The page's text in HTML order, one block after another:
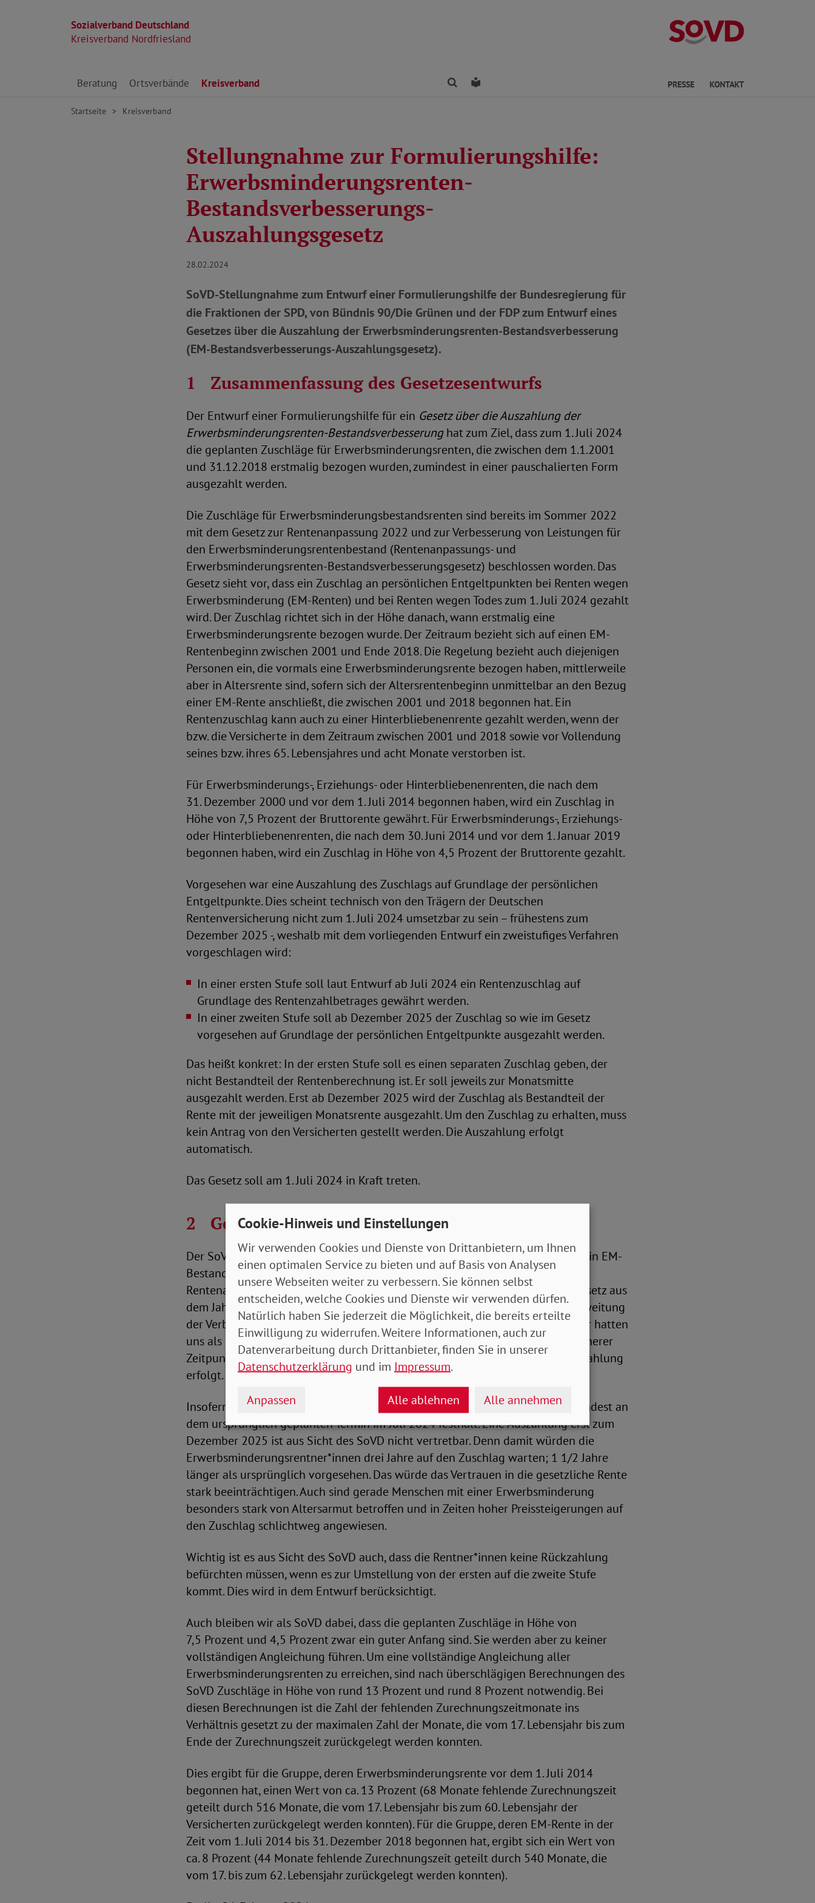
Sozialverband Deutschland
Kreisverband Nordfriesland
Kreisverband
Direkt zu den Inhalten springen
Beratung Ortsverbände Kreisverband FindenLeichte Sprache PRESSE KONTAKT
Startseite Kreisverband
Stellungnahme zur Formulierungshilfe:
Erwerbsminderungsrenten-
Bestandsverbesserungs-
Auszahlungsgesetz
28.02.2024
SoVD-Stellungnahme zum Entwurf einer Formulierungshilfe der Bundesregierung für
die Fraktionen der SPD, von Bündnis 90/Die Grünen und der FDP zum Entwurf eines
Gesetzes über die Auszahlung der Erwerbsminderungsrenten-Bestandsverbesserung
(EM-Bestandsverbesserungs-Auszahlungsgesetz).
1 Zusammenfassung des Gesetzesentwurfs
Der Entwurf einer Formulierungshilfe für ein Gesetz über die Auszahlung der
Erwerbsminderungsrenten-Bestandsverbesserunghat zum Ziel, dass zum 1. Juli 2024
die geplanten Zuschläge für Erwerbsminderungsrenten, die zwischen dem 1.1.2001
und 31.12.2018 erstmalig bezogen wurden, zumindest in einer pauschalierten Form
ausgezahlt werden.
Die Zuschläge für Erwerbsminderungsbestandsrenten sind bereits im Sommer 2022
mit dem Gesetz zur Rentenanpassung 2022 und zur Verbesserung von Leistungen für
den Erwerbsminderungsrentenbestand (Rentenanpassungs- und
Erwerbsminderungsrenten-Bestandsverbesserungsgesetz) beschlossen worden. Das
Gesetz sieht vor, dass ein Zuschlag an persönlichen Entgeltpunkten bei Renten wegen
Erwerbsminderung (EM-Renten) und bei Renten wegen Todes zum 1. Juli 2024 gezahlt
wird. Der Zuschlag richtet sich in der Höhe danach, wann erstmalig eine
Erwerbsminderungsrente bezogen wurde. Der Zeitraum bezieht sich auf einen EM-
Rentenbeginn zwischen 2001 und Ende 2018. Die Regelung bezieht auch diejenigen
Personen ein, die vormals eine Erwerbsminderungsrente bezogen haben, mittlerweile
aber in Altersrente sind, sofern sich der Altersrentenbeginn unmittelbar an den Bezug
einer EM-Rente anschließt, die zwischen 2001 und 2018 begonnen hat. Ein
Rentenzuschlag kann auch zu einer Hinterbliebenenrente gezahlt werden, wenn der
bzw. die Versicherte in dem Zeitraum zwischen 2001 und 2018 sowie vor Vollendung
seines bzw. ihres 65. Lebensjahres und acht Monate verstorben ist.
Für Erwerbsminderungs-, Erziehungs- oder Hinterbliebenenrenten, die nach dem
31. Dezember 2000 und vor dem 1. Juli 2014 begonnen haben, wird ein Zuschlag in
Höhe von 7,5 Prozent der Bruttorente gewährt. Für Erwerbsminderungs-, Erziehungs-
oder Hinterbliebenenrenten, die nach dem 30. Juni 2014 und vor dem 1. Januar 2019
begonnen haben, wird ein Zuschlag in Höhe von 4,5 Prozent der Bruttorente gezahlt.
Vorgesehen war eine Auszahlung des Zuschlags auf Grundlage der persönlichen
Entgeltpunkte. Dies scheint technisch von den Trägern der Deutschen
Rentenversicherung nicht zum 1. Juli 2024 umsetzbar zu sein – frühestens zum
Dezember 2025 -, weshalb mit dem vorliegenden Entwurf ein zweistufiges Verfahren
vorgeschlagen wird:
In einer ersten Stufe soll laut Entwurf ab Juli 2024 ein Rentenzuschlag auf
Grundlage des Rentenzahlbetrages gewährt werden.
In einer zweiten Stufe soll ab Dezember 2025 der Zuschlag so wie im Gesetz
vorgesehen auf Grundlage der persönlichen Entgeltpunkte ausgezahlt werden.
Das heißt konkret: In der ersten Stufe soll es einen separaten Zuschlag geben, der
nicht Bestandteil der Rentenberechnung ist. Er soll jeweils zur Monatsmitte
ausgezahlt werden. Erst ab Dezember 2025 wird der Zuschlag als Bestandteil der
Rente mit der jeweiligen Monatsrente ausgezahlt. Um den Zuschlag zu erhalten, muss
kein Antrag von den Versicherten gestellt werden. Die Auszahlung erfolgt
automatisch.
Das Gesetz soll am 1. Juli 2024 in Kraft treten.
2 Gesamtbewertung
Der SoVD begrüßt die Zielsetzung des Entwurfs einer Formulierungshilfe für ein EM-
Bestandsverbesserungs-Auszahlungsgesetz ausdrücklich. Denn mit dem
Rentenanpassungs- und Erwerbsminderungsrenten-Bestandsverbesserungsgesetz aus
dem Jahr 2022 wird eine langjährige Forderung des SoVD umgesetzt: die Ausweitung
der Verbesserungen für Erwerbsminderungsrentner*innen auf den Bestand. Wir hatten
uns als SoVD bei Verabschiedung des Gesetzes bereits gewünscht, dass ein früherer
Zeitpunkt für die erste Auszahlung gewählt wird oder eine rückwirkende Auszahlung
erfolgt.
Insofern ist es folgerichtig, dass nun eine Regelung gefunden wurde, die zumindest an
dem ursprünglich geplanten Termin im Juli 2024 festhält. Eine Auszahlung erst zum
Dezember 2025 ist aus Sicht des SoVD nicht vertretbar. Denn damit würden die
Erwerbsminderungsrentner*innen drei Jahre auf den Zuschlag warten; 1 1/2 Jahre
länger als ursprünglich vorgesehen. Das würde das Vertrauen in die gesetzliche Rente
stark beeinträchtigen. Auch sind gerade Menschen mit einer Erwerbsminderung
besonders stark von Altersarmut betroffen und in Zeiten hoher Preissteigerungen auf
den Zuschlag schlichtweg angewiesen.
Wichtig ist es aus Sicht des SoVD auch, dass die Rentner*innen keine Rückzahlung
befürchten müssen, wenn es zur Umstellung von der ersten auf die zweite Stufe
kommt. Dies wird in dem Entwurf berücksichtigt.
Auch bleiben wir als SoVD dabei, dass die geplanten Zuschläge in Höhe von
7,5 Prozent und 4,5 Prozent zwar ein guter Anfang sind. Sie werden aber zu keiner
vollständigen Angleichung führen. Um eine vollständige Angleichung aller
Erwerbsminderungsrenten zu erreichen, sind nach überschlägigen Berechnungen des
SoVD Zuschläge in Höhe von rund 13 Prozent und rund 8 Prozent notwendig. Bei
diesen Berechnungen ist die Zahl der fehlenden Zurechnungszeitmonate ins
Verhältnis gesetzt zu der maximalen Zahl der Monate, die vom 17. Lebensjahr bis zum
Ende der Zurechnungszeit zurückgelegt werden konnten.
Dies ergibt für die Gruppe, deren Erwerbsminderungsrente vor dem 1. Juli 2014
begonnen hat, einen Wert von ca. 13 Prozent (68 Monate fehlende Zurechnungszeit
geteilt durch 516 Monate, die vom 17. Lebensjahr bis zum 60. Lebensjahr der
Versicherten zurückgelegt werden konnten). Für die Gruppe, deren EM-Rente in der
Zeit vom 1. Juli 2014 bis 31. Dezember 2018 begonnen hat, ergibt sich ein Wert von
ca. 8 Prozent (44 Monate fehlende Zurechnungszeit geteilt durch 540 Monate, die
vom 17. bis zum 62. Lebensjahr zurückgelegt werden konnten).
Cookie-Hinweis und Einstellungen
Wir verwenden Cookies und Dienste von Drittanbietern, um Ihnen
einen optimalen Service zu bieten und auf Basis von Analysen
unsere Webseiten weiter zu verbessern. Sie können selbst
entscheiden, welche Cookies und Dienste wir verwenden dürfen.
Natürlich haben Sie jederzeit die Möglichkeit, die bereits erteilte
Einwilligung zu widerrufen. Weitere Informationen, auch zur
Datenverarbeitung durch Drittanbieter, finden Sie in unserer
Datenschutzerklärung und im Impressum.
Anpassen Alle ablehnen Alle annehmen